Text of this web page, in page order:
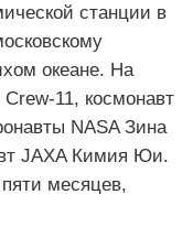
станции в
океане. На
11, космонавт
NASA Зина
JAXA Кимия Юи.
месяцев,